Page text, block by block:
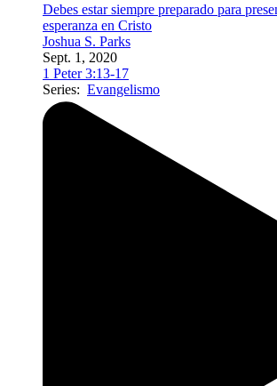
Debes estar siempre preparado para
esperanza en Cristo
Joshua S. Parks
Sept. 1, 2020
1 Peter 3:13-17
Series: Evangelismo